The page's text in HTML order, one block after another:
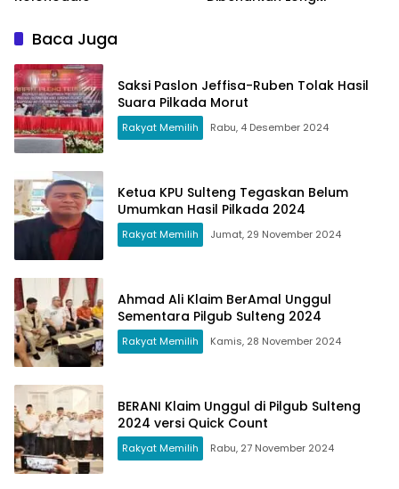
Baca Juga
Saksi Paslon Jeffisa-Ruben Tolak Hasil
Suara Pilkada Morut
Rakyat Memilih Rabu, 4 Desember 2024
Ketua KPU Sulteng Tegaskan Belum
Umumkan Hasil Pilkada 2024
Rakyat Memilih Jumat, 29 November 2024
Ahmad Ali Klaim BerAmal Unggul
Sementara Pilgub Sulteng 2024
Rakyat Memilih Kamis, 28 November 2024
BERANI Klaim Unggul di Pilgub Sulteng
2024 versi Quick Count
Rakyat Memilih Rabu, 27 November 2024